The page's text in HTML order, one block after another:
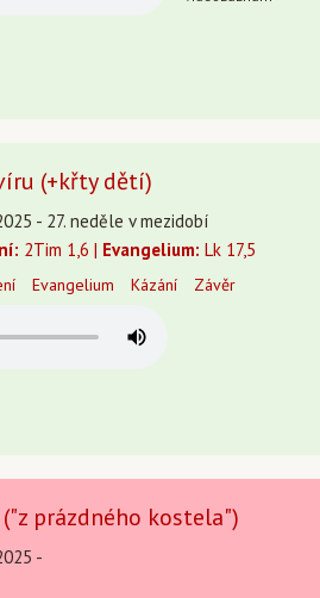
(+křty dětí)
- 27. neděle v mezidobí
2Tim 1,6 | Evangelium: Lk 17,5
Evangelium Kázání Závěr
prázdného kostela")
-